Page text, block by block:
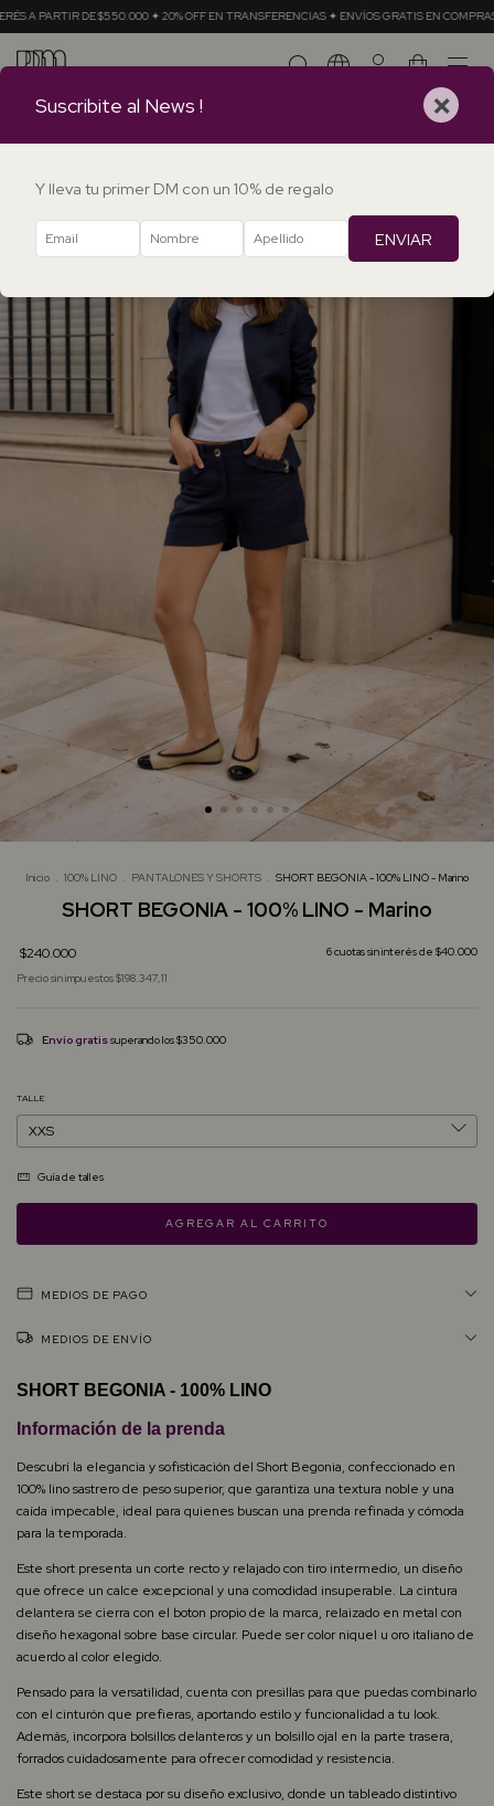
DE $550.000 ✦ 20% OFF EN TRANSFERENCIAS ✦ ENVÍOS GRATIS EN COMPRAS +
0
Inicio . 100% LINO . PANTALONES Y SHORTS . SHORT BEGONIA - 100% LINO - Marino
SHORT BEGONIA - 100% LINO - Marino
$240.000 6cuotas sin interés de $40.000
Precio sin impuestos$198.347,11
Envío gratissuperando los$350.000
TALLE
Guía de talles
MEDIOS DE PAGO
MEDIOS DE ENVÍO
SHORT BEGONIA - 100% LINO
Información de la prenda
Descubrí la elegancia y sofisticación del Short Begonia, confeccionado en
100% lino sastrero de peso superior, que garantiza una textura noble y una
caída impecable, ideal para quienes buscan una prenda refinada y cómoda
para la temporada.
Este short presenta un corte recto y relajado con tiro intermedio, un diseño
que ofrece un calce excepcional y una comodidad insuperable. La cintura
delantera se cierra con el boton propio de la marca, relaizado en metal con
diseño hexagonal sobre base circular. Puede ser color niquel u oro italiano de
acuerdo al color elegido.
Pensado para la versatilidad, cuenta con presillas para que puedas combinarlo
con el cinturón que prefieras, aportando estilo y funcionalidad a tu look.
Además, incorpora bolsillos delanteros y un bolsillo ojal en la parte trasera,
forrados cuidadosamente para ofrecer comodidad y resistencia.
Este short se destaca por su diseño exclusivo, donde un tableado distintivo
Suscribite al News ! ×
Y lleva tu primer DM con un 10% de regalo
ENVIAR